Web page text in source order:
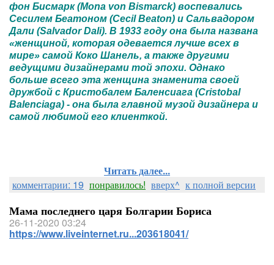
фон Бисмарк (Mona von Bismarck) воспевались
Сесилем Беатоном (Cecil Beaton) и Сальвадором
Дали (Salvador Dali). В 1933 году она была названа
«женщиной, которая одевается лучше всех в
мире» самой Коко Шанель, а также другими
ведущими дизайнерами той эпохи. Однако
больше всего эта женщина знаменита своей
дружбой с Кристобалем Баленсиага (Cristobal
Balenciaga) - она была главной музой дизайнера и
самой любимой его клиенткой.
Читать далее...
комментарии: 19 понравилось! вверх^ к полной версии
Мама последнего царя Болгарии Бориса
26-11-2020 03:24
https://www.liveinternet.ru...203618041/